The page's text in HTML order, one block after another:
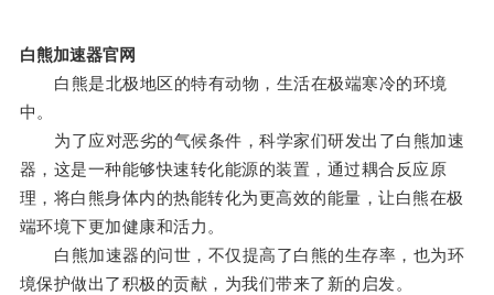
白熊加速器官网
白熊是北极地区的特有动物，生活在极端寒冷的环境
中。
为了应对恶劣的气候条件，科学家们研发出了白熊加速
器，这是一种能够快速转化能源的装置，通过耦合反应原
理，将白熊身体内的热能转化为更高效的能量，让白熊在极
端环境下更加健康和活力。
白熊加速器的问世，不仅提高了白熊的生存率，也为环
境保护做出了积极的贡献，为我们带来了新的启发。